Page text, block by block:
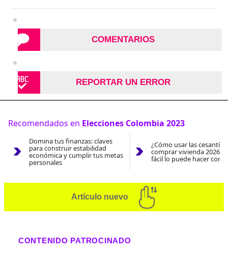
COMENTARIOS
REPORTAR UN ERROR
Recomendados en Elecciones Colombia 2023
Domina tus finanzas: claves
para construir estabilidad
económica y cumplir tus metas
personales
¿Cómo usar las
comprar vivienda 2026?
fácil lo puede hacer con
Artículo nuevo
CONTENIDO PATROCINADO